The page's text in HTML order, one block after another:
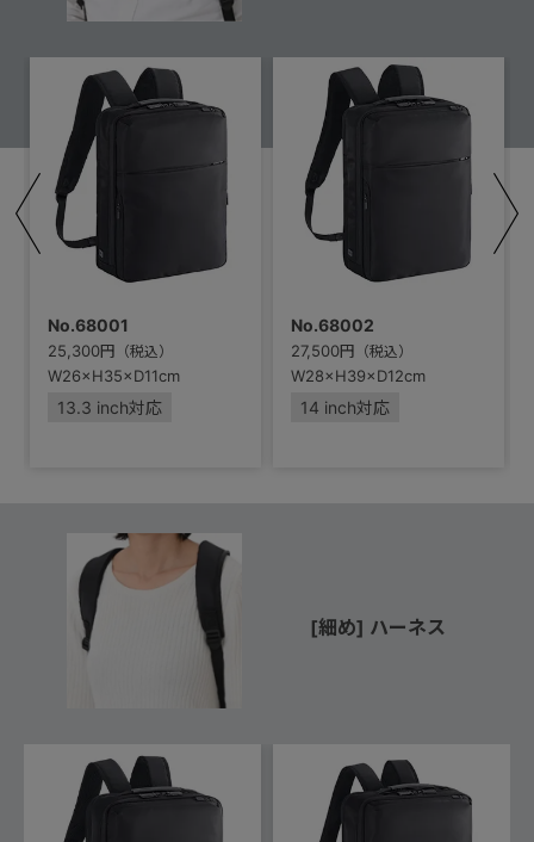
No.68001
25,300円 （税込）
W26×H35×D11cm
13.3 inch対応
No.68002
27,500円 （税込）
W28×H39×D12cm
14 inch対応
[細め] ハーネス